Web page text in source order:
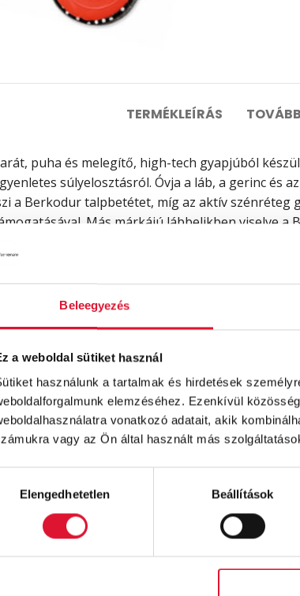
Beleegyezés
a weboldal sütiket használ
használunk a tartalmak és hirdetések
elemzéséhez. Ezenkívül
vonatkozó adatait, akik
vagy az Ön által használt más
Elengedhetetlen Beállítások
TERMÉKLEÍRÁS
puha és melegítő, high-tech gyapjúból
súlyelosztásról. Óvja a láb, a gerinc és
a Berkodur talpbetétet, míg az aktív
Más márkájú lábbelikben viselve
az antibakteriális hatás érdekében.
13-as méretig / 1 pár